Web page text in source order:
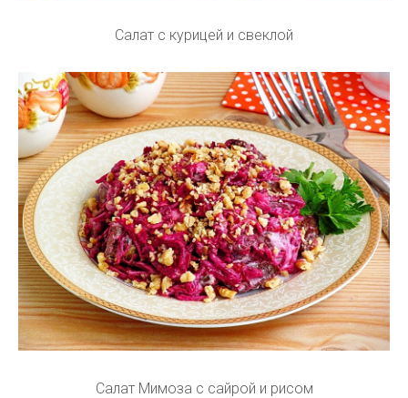
Салат с курицей и свеклой
Салат Мимоза с сайрой и рисом